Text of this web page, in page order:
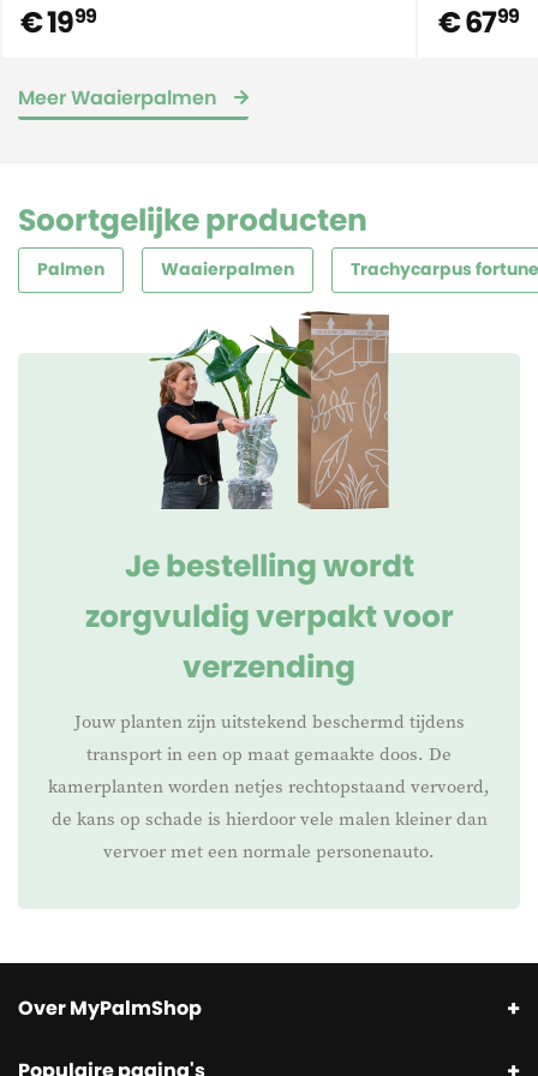
€ 1999 € 6799
Meer Waaierpalmen
Soortgelijke producten
Palmen Waaierpalmen Trachycarpus
Je bestelling wordt
zorgvuldig verpakt voor
verzending
Jouw planten zijn uitstekend beschermd tijdens
transport in een op maat gemaakte doos. De
kamerplanten worden netjes rechtopstaand vervoerd,
de kans op schade is hierdoor vele malen kleiner dan
vervoer met een normale personenauto.
Over MyPalmShop